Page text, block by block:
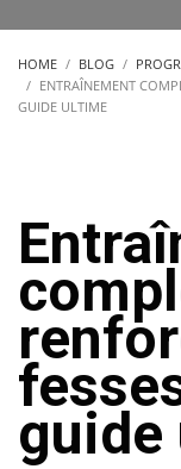
HOME BLOG
ENTRAÎNEMENT
GUIDE ULTIME